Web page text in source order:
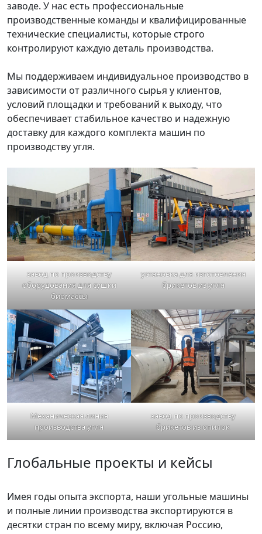
заводе. У нас есть профессиональные
производственные команды и квалифицированные
технические специалисты, которые строго
контролируют каждую деталь производства.
Мы поддерживаем индивидуальное производство в
зависимости от различного сырья у клиентов,
условий площадки и требований к выходу, что
обеспечивает стабильное качество и надежную
доставку для каждого комплекта машин по
производству угля.
завод по производству
оборудования для сушки
биомассы
установка для изготовления
брикетов из угля
Механическая линия
производства угля
завод по производству
брикетов из опилок
Глобальные проекты и кейсы
Имея годы опыта экспорта, наши угольные машины
и полные линии производства экспортируются в
десятки стран по всему миру, включая Россию,